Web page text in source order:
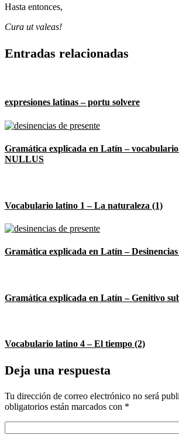
Hasta entonces,
Cura ut valeas!
Entradas relacionadas
expresiones latinas – portu solvere
Gramática explicada en Latín –
NULLUS
Vocabulario latino 1 – La naturaleza (1)
Gramática explicada en Latín – Desinencias
Gramática explicada en Latín – Genitivo
Vocabulario latino 4 – El tiempo (2)
Deja una respuesta
Tu dirección de correo electrónico no será
obligatorios están marcados con *